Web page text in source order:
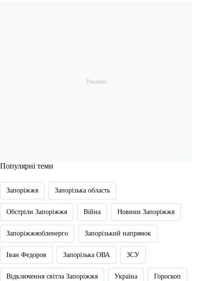
Популярні теми
Запоріжжя Запорізька область
Обстріли Запоріжжя Війна Новини Запоріжжя
Запоріжжяобленерго Запорізький напрямок
Іван Федоров Запорізька ОВА ЗСУ
Відключення світла Запоріжжя Україна Гороскоп